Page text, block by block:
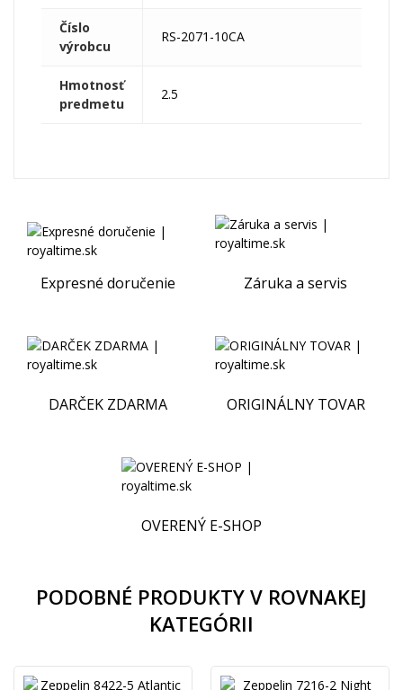
Číslo
výrobcu
RS-2071-10CA
Hmotnosť
predmetu
2.5
Expresné doručenie Záruka a servis
DARČEK ZDARMA ORIGINÁLNY TOVAR
OVERENÝ E-SHOP
PODOBNÉ PRODUKTY V ROVNAKEJ
KATEGÓRII